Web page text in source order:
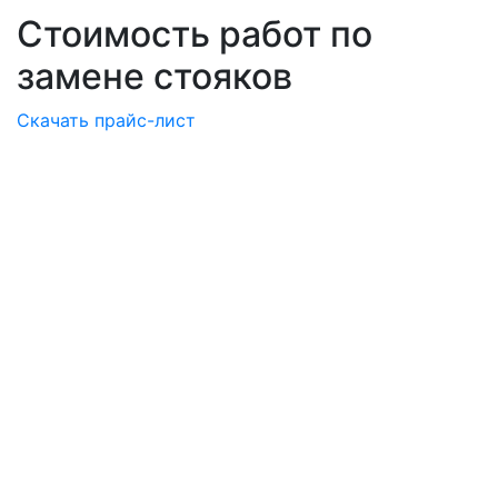
Стоимость работ по
замене стояков
Скачать прайс-лист